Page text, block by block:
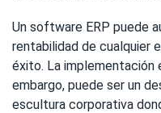
Un software ERP puede
rentabilidad de cualquier
éxito. La implementación
embargo, puede ser un
escultura corporativa